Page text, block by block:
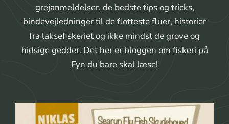
grejanmeldelser, de bedste tips og tricks,
bindevejledninger til de flotteste fluer, historier
fra laksefiskeriet og ikke mindst de grove og
hidsige gedder. Det her er bloggen om fiskeri på
Fyn du bare skal læse!